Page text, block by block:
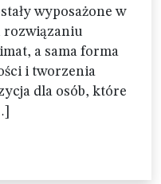
wyposażone w
rozwiązaniu
a sama forma
i tworzenia
dla osób, które